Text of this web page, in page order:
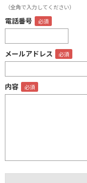
（全角で入力してください）
電話番号
メールアドレス
内容